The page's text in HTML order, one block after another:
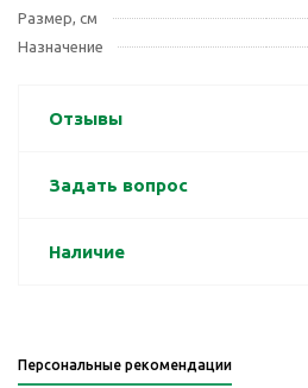
Размер, см
Назначение
Отзывы
Задать вопрос
Наличие
Персональные рекомендации